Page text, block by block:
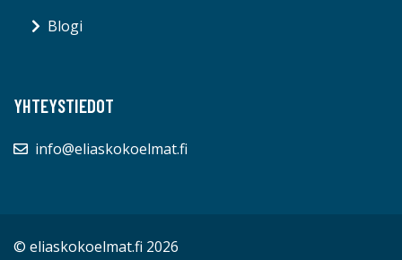
Blogi
YHTEYSTIEDOT
info@eliaskokoelmat.fi
© eliaskokoelmat.fi 2026